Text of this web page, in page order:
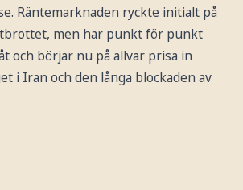
Räntemarknaden ryckte initialt på
men har punkt för punkt
och börjar nu på allvar prisa in
i Iran och den långa blockaden av